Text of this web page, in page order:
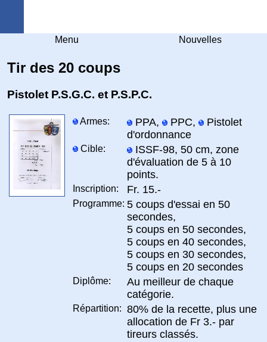
Menu Nouvelles
Tir des 20 coups
Pistolet P.S.G.C. et P.S.P.C.
Armes: PPA, PPC,
Pistolet
d'ordonnance
Cible:
ISSF-98, 50 cm, zone
d'évaluation de 5 à 10
points.
Inscription: Fr. 15.-
Programme: 5 coups d'essai en 50
secondes,
5 coups en 50 secondes,
5 coups en 40 secondes,
5 coups en 30 secondes,
5 coups en 20 secondes
Diplôme:
Au meilleur de chaque
catégorie.
Répartition: 80% de la recette, plus une
allocation de Fr 3.- par
tireurs classés.